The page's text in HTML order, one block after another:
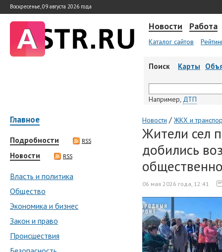
Воскресенье, 09 августа 2026 года
Новости Работа
Каталог сайтов
Поиск Карты
Например, ДТП
Главное
Подробности RSS
Новости RSS
Власть и политика
Общество
Экономика и бизнес
Закон и право
Происшествия
Новости / ЖКХ и
Жители сел
добились
06 мая 2026 года, 12:41